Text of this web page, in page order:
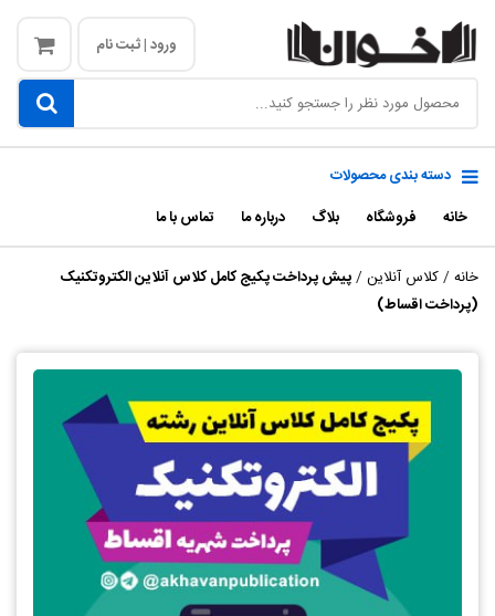
ورود | ثبت نام
دسته بندی محصولات
خانه
فروشگاه بلاگ درباره ما تماس با ما
خانه/کلاس آنلاین/پیش پرداخت پکیج کامل کلاس آنلاین الکتروتکنیک
(پرداخت اقساط)